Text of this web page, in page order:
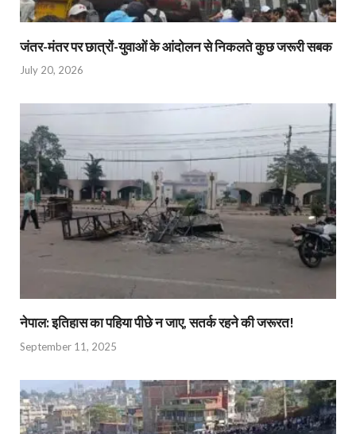
जंतर-मंतर पर छात्रों-युवाओं के आंदोलन से निकलते कुछ जरूरी सबक
July 20, 2026
नेपाल: इतिहास का पहिया पीछे न जाए, सतर्क रहने की जरूरत!
September 11, 2025